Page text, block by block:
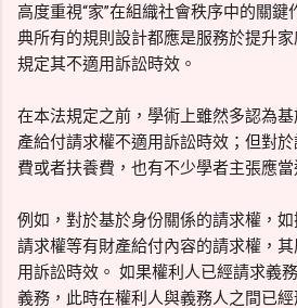
高度重視“家”在組織社會秩序中的關
典所有的規則設計都應是服務於提升
規定其不適用訴訟時效。
在本法規定之前，學術上雖然多認為
產給付請求權不適用訴訟時效；但對
費或者扶養費，也有不少學者主張應當
例如，對於基於身份關係的請求權，
請求權等有財產給付內容的請求權，
用訴訟時效。 如果權利人已經請求義
義務，此時在權利人與義務人之間已